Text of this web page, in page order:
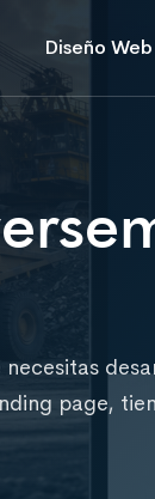
Diseño Web
necesitas
page,